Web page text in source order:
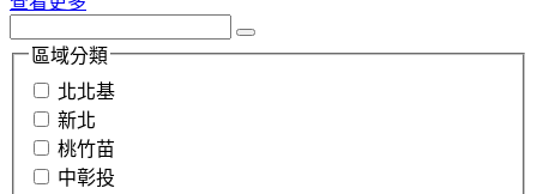
區域分類
北北基
新北
桃竹苗
中彰投